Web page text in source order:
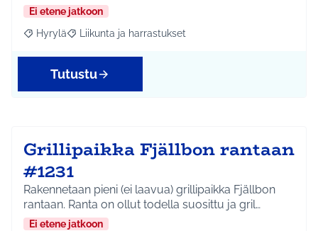
Ei etene jatkoon
Rajaa tulokset aihepiirin mukaan: Hyrylä
Hyrylä Rajaa tulokset teeman mukaan: Liikunta ja
Liikunta ja harrastukset
Tutustu
Grillipaikka Fjällbon rantaan
#1231
Rakennetaan pieni (ei laavua) grillipaikka Fjällbon
rantaan. Ranta on ollut todella suosittu ja gril…
Ei etene jatkoon